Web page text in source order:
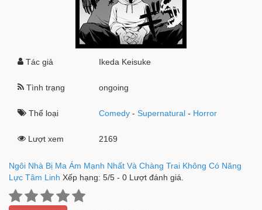
Tác giả Ikeda Keisuke
Tình trạng ongoing
Thể loại Comedy -Supernatural - Horror
Lượt xem 2169
Ngôi Nhà Bị Ma Ám Mạnh Nhất Và Chàng Trai Không Có Năng
Lực Tâm Linh Xếp hạng: 5/5 - 0 Lượt đánh giá.